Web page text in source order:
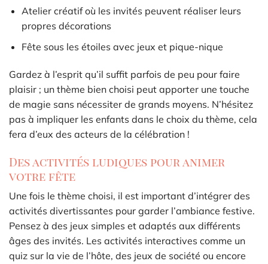
Atelier créatif où les invités peuvent réaliser leurs
propres décorations
Fête sous les étoiles avec jeux et pique-nique
Gardez à l’esprit qu’il suffit parfois de peu pour faire
plaisir ; un thème bien choisi peut apporter une touche
de magie sans nécessiter de grands moyens. N’hésitez
pas à impliquer les enfants dans le choix du thème, cela
fera d’eux des acteurs de la célébration !
Des activités ludiques pour animer
votre fête
Une fois le thème choisi, il est important d’intégrer des
activités divertissantes pour garder l’ambiance festive.
Pensez à des jeux simples et adaptés aux différents
âges des invités. Les activités interactives comme un
quiz sur la vie de l’hôte, des jeux de société ou encore